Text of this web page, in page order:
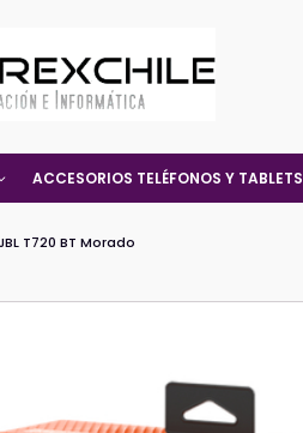
ACCESORIOS TELÉFONOS Y TABLETS
T720 BT Morado